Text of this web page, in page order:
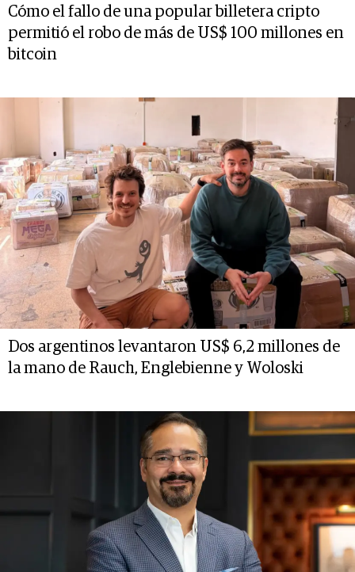
Cómo el fallo de una popular billetera cripto
permitió el robo de más de US$ 100 millones en
bitcoin
Dos argentinos levantaron US$ 6,2 millones de
la mano de Rauch, Englebienne y Woloski